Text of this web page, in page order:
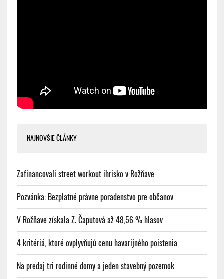
NAJNOVŠIE ČLÁNKY
Zafinancovali street workout ihrisko v Rožňave
Pozvánka: Bezplatné právne poradenstvo pre občanov
V Rožňave získala Z. Čaputová až 48,56 % hlasov
4 kritériá, ktoré ovplyvňujú cenu havarijného poistenia
Na predaj tri rodinné domy a jeden stavebný pozemok